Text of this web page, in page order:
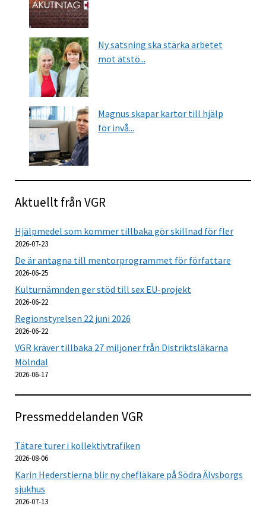
Ny satsning ska stärka arbetet
mot ätstö...
Magnus skapar kartor till hjälp
för invå...
Aktuellt från VGR
Hjälpmedel som kommer tillbaka gör skillnad för fler
2026-07-23
De är antagna till mentorprogrammet för författare
2026-06-25
Kulturnämnden ger stöd till sex EU-projekt
2026-06-22
Regionstyrelsen 22 juni 2026
2026-06-22
VGR kräver tillbaka 27 miljoner från Distriktsläkarna
Mölndal
2026-06-17
Pressmeddelanden VGR
Tätare turer i kollektivtrafiken
2026-08-06
Karin Hederstierna blir ny chefläkare på Södra Älvsborgs
sjukhus
2026-07-13